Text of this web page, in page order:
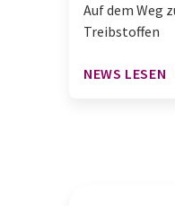
Auf dem Weg
Treibstoffen
NEWS LESEN